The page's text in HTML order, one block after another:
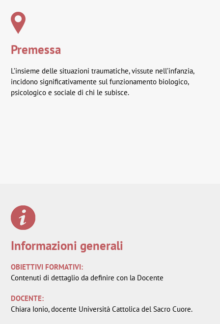
Premessa
L’insieme delle situazioni traumatiche, vissute nell’infanzia,
incidono significativamente sul funzionamento biologico,
psicologico e sociale di chi le subisce.
Informazioni generali
OBIETTIVI FORMATIVI:
Contenuti di dettaglio da definire con la Docente
DOCENTE:
Chiara Ionio, docente Università Cattolica del Sacro Cuore.